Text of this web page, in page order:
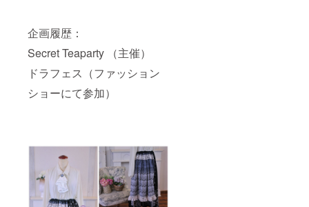
企画履歴：
Secret Teaparty （主催）
​ドラフェス（ファッション
ショーにて参加）